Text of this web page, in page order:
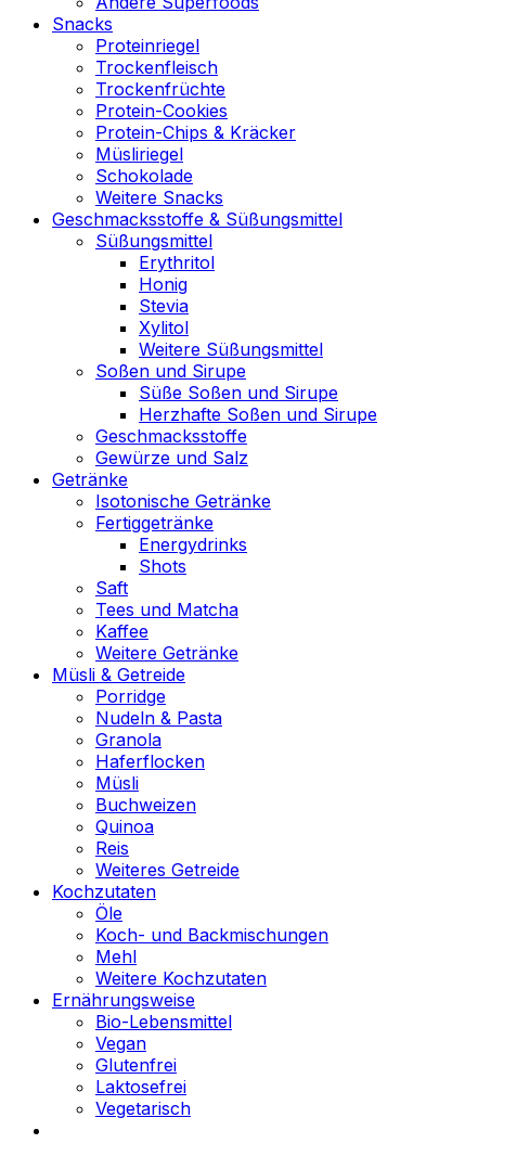
Snacks
Proteinriegel
Trockenfleisch
Trockenfrüchte
Protein-Cookies
Protein-Chips & Kräcker
Müsliriegel
Schokolade
Weitere Snacks
Geschmacksstoffe & Süßungsmittel
Süßungsmittel
Erythritol
Honig
Stevia
Xylitol
Weitere Süßungsmittel
Soßen und Sirupe
Süße Soßen und Sirupe
Herzhafte Soßen und Sirupe
Geschmacksstoffe
Gewürze und Salz
Getränke
Isotonische Getränke
Fertiggetränke
Energydrinks
Shots
Saft
Tees und Matcha
Kaffee
Weitere Getränke
Müsli & Getreide
Porridge
Nudeln & Pasta
Granola
Haferflocken
Müsli
Buchweizen
Quinoa
Reis
Weiteres Getreide
Kochzutaten
Öle
Koch- und Backmischungen
Mehl
Weitere Kochzutaten
Ernährungsweise
Bio-Lebensmittel
Vegan
Glutenfrei
Laktosefrei
Vegetarisch